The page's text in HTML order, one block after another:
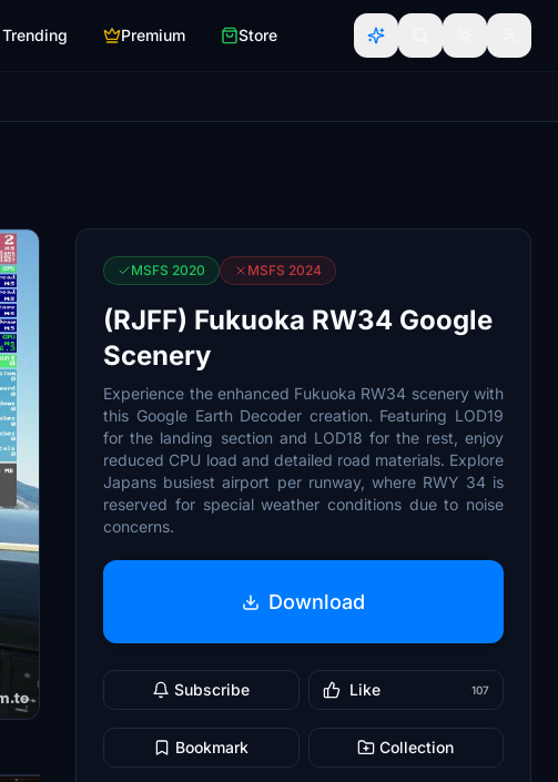
Trending Premium Store
MSFS 2020 MSFS 2024
(RJFF) Fukuoka RW34 Google
Scenery
Experience the enhanced Fukuoka RW34 scenery with
this Google Earth Decoder creation. Featuring LOD19
for the landing section and LOD18 for the rest, enjoy
reduced CPU load and detailed road materials. Explore
Japans busiest airport per runway, where RWY 34 is
reserved for special weather conditions due to noise
concerns.
Download
Subscribe Like 107
Bookmark Collection